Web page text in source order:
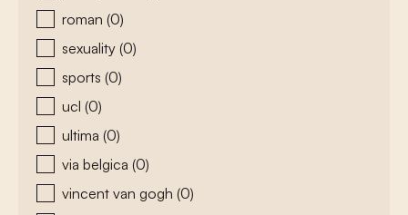
roman (0)
sexuality (0)
sports (0)
ucl (0)
ultima (0)
via belgica (0)
vincent van gogh (0)